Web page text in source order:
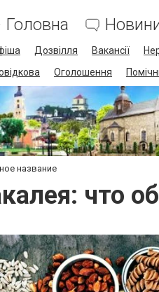
Головна
Дозвілля Вакансії
Оголошення
название
что